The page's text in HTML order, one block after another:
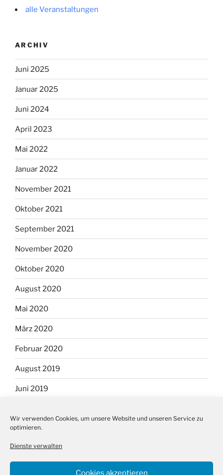
Wir verwenden Cookies, um unsere Website und unseren Service zu
optimieren.
Dienste verwalten
Cookies akzeptieren
alle Veranstaltungen
ARCHIV
Juni 2025
Januar 2025
Juni 2024
April 2023
Mai 2022
Januar 2022
November 2021
Oktober 2021
September 2021
November 2020
Oktober 2020
August 2020
Mai 2020
März 2020
Februar 2020
August 2019
Juni 2019
August 2018